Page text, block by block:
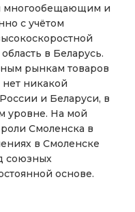
многообещающим и
с учётом
в Беларусь.
рынкам товаров
нет никакой
и Беларуси, в
уровне. На мой
Смоленска в
в Смоленске
союзных
основе.